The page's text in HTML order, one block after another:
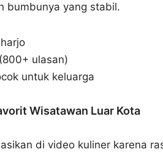
bumbunya yang stabil.
ulasan)
untuk keluarga
Wisatawan Luar Kota
di video kuliner karena